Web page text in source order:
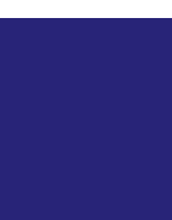
veľké